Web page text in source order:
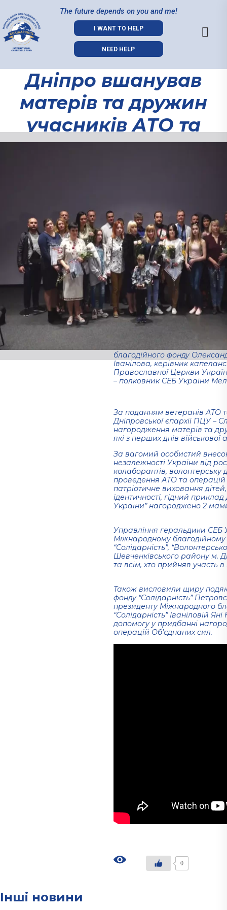
The future depends on you and me!
I WANT TO HELP
NEED HELP
Дніпро вшанував
матерів та дружин
учасників АТО та
ООС. (Відео)
учасників
АТО та ООС.
(Відео)
01.09.2021
12 травня 2019 року, в
Матері. Серед присутніх
учасники АТО та ООС,
Національної поліції
волонтери та родини героїв.
директор та художній
Шевченко – Оксана
благодійного фонду
Іванілова, керівник
Православної Церкви
– полковник СЕБ України
За поданням ветеранів АТО
Дніпровської єпархії ПЦУ –
нагородження матерів та
які з перших днів військової
За вагомий особистий внесок
незалежності України вiд
колаборантів, волонтерську
проведення АТО та операцій
патріотичне виховання
ідентичності, гідний
України” нагороджено 2
Управління геральдики СЕБ
Міжнародному
“Солідарність”,
Шевченківського району м.
та всім, хто прийняв участь в
Також висловили щиру
фонду “Солідарність”
президенту Міжнародного
“Солідарність” Іваніловій
допомогу у придбанні
операцій Об’єднаних сил.
0
Інші новини